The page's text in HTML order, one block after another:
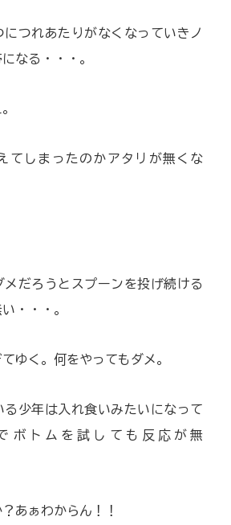
につれあたりがなくなっていきノ
なる・・・。
てしまったのかアタリが無くな
メだろうとスプーンを投げ続ける
・・・。
ゆく。何をやってもダメ。
る少年は入れ食いみたいになって
ボトムを試しても反応が無
あぁわからん！！